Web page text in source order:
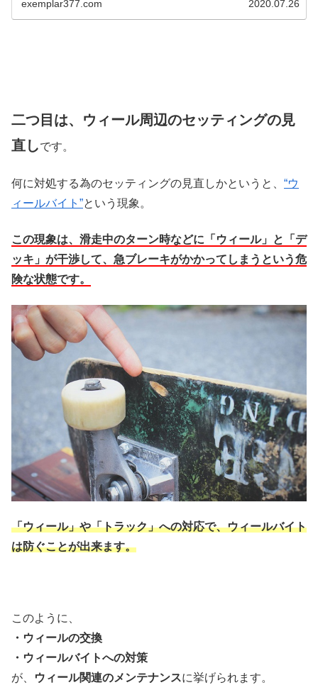
exemplar377.com 2020.07.26
二つ目は、ウィール周辺のセッティングの見
直しです。
何に対処する為のセッティングの見直しかというと、 “ウ
ィールバイト”という現象。
この現象は、滑走中のターン時などに「ウィール」と「デ
ッキ」が干渉して、急ブレーキがかかってしまうという危
険な状態です。
「ウィール」や「トラック」への対応で、ウィールバイト
は防ぐことが出来ます。
このように、
・ウィールの交換
・ウィールバイトへの対策
が、
ウィール関連のメンテナンスに挙げられます。